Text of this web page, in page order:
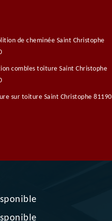
de cheminée Saint Christophe
combles toiture Saint Christophe
sur toiture Saint Christophe 81190